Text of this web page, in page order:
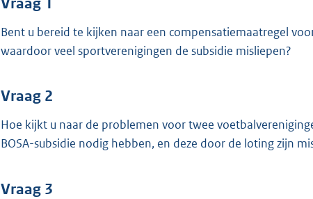
Bent u bereid te kijken naar een compensatiemaatregel
waardoor veel sportverenigingen de subsidie misliepen?
Vraag 2
Hoe kijkt u naar de problemen voor twee
BOSA-subsidie nodig hebben, en deze door de loting zijn
Vraag 3